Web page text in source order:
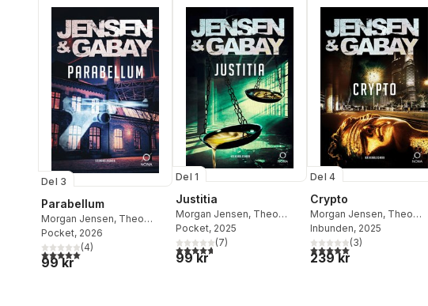
Del 3
Parabellum
Morgan Jensen, Theo
Gabay
Pocket, 2026
5,0utav 5 stjärnor. Totalt antal röster:
(4)
99 kr
Del 1
Justitia
Morgan Jensen, Theo
Gabay
Pocket, 2025
4,7utav 5 stjärnor. Totalt antal röster:
(7)
99 kr
Del 4
Crypto
Morgan Jensen, Theo
Gabay
Inbunden, 2025
5,0utav 5 stjärnor. Totalt
(3)
239 kr